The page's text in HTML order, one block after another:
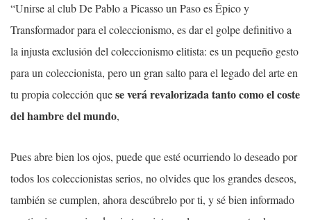
“Unirse al club De Pablo a Picasso un Paso es Épico y
Transformador para el coleccionismo, es dar el golpe definitivo a
la injusta exclusión del coleccionismo elitista: es un pequeño gesto
para un coleccionista, pero un gran salto para el legado del arte en
tu propia colección quese verá revalorizada tanto como el coste
del hambre del mundo,
Pues abre bien los ojos, puede que esté ocurriendo lo deseado por
todos los coleccionistas serios, no olvides que los grandes deseos,
también se cumplen, ahora descúbrelo por ti, y sé bien informado